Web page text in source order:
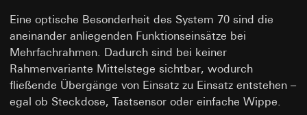
Eine optische Besonderheit des System 70 sind die
aneinander anliegenden Funktionseinsätze bei
Mehrfachrahmen. Dadurch sind bei keiner
Rahmenvariante Mittelstege sichtbar, wodurch
fließende Übergänge von Einsatz zu Einsatz entstehen –
egal ob Steckdose, Tastsensor oder einfache Wippe.